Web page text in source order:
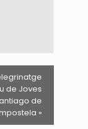
de Joves
de
»